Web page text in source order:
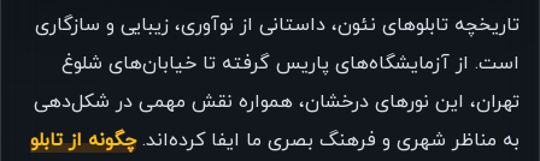
تاریخچه تابلوهای نئون، داستانی از نوآوری، زیبایی و سازگاری
است. از آزمایشگاه‌های پاریس گرفته تا خیابان‌های شلوغ
تهران، این نورهای درخشان، همواره نقش مهمی در شکل‌دهی
به مناظر شهری و فرهنگ بصری ما ایفا کرده‌اند.چگونه از تابلو